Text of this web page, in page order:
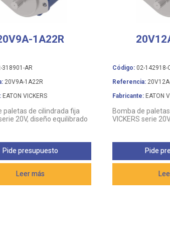
1A22R
318901-AR
20V9A-1A22R
EATON VICKERS
paletas de cilindrada fija
20V, diseño equilibrado
Leer más
Pide presupuesto
Código:02-142918-
Referencia:
Fabricante:EATON
Bomba de
VICKERS serie
Pide